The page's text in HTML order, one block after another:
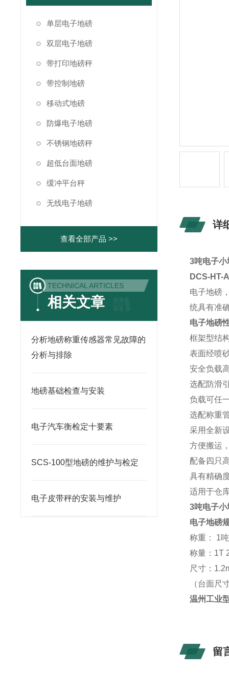
单层电子地磅
双层电子地磅
带打印地磅秤
带控制地磅
移动式地磅
防爆电子地磅
不锈钢地磅秤
超低台面地磅
缓冲平台秤
无线电子地磅
查看全部产品 >>
TECHNICAL ARTICLES
相关文章
分析地磅称重传感器常见故障的
分析与排除
地磅基础检查与安装
电子汽车衡检定十要素
SCS-100型地磅的维护与检定
电子皮带秤的安装与维护
详
3吨电子
DCS-HT-
电子地磅
统具有准
电子地磅
框架型结
表面经喷
安全负载
选配防滑
负载可任
选配称重
采用全新
方便搬运
配备四只
具有精确
适用于仓
3吨电子
电子地磅
称重： 1
称量：1T
尺寸：
（台面尺
温州工业
留